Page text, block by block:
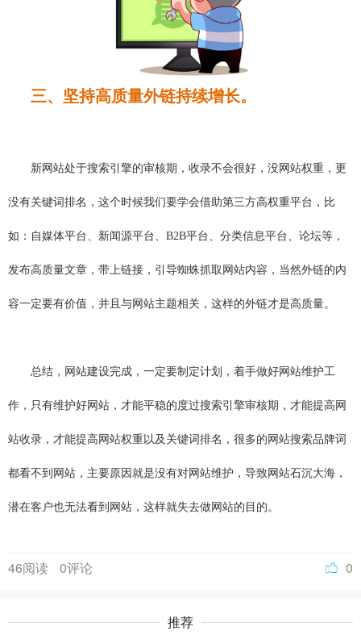
三、坚持高质量外链持续增长。
新网站处于搜索引擎的审核期，收录不会很好，没网站权重，更
没有关键词排名，这个时候我们要学会借助第三方高权重平台，比
如：自媒体平台、新闻源平台、B2B平台、分类信息平台、论坛等，
发布高质量文章，带上链接，引导蜘蛛抓取网站内容，当然外链的内
容一定要有价值，并且与网站主题相关，这样的外链才是高质量。
总结，网站建设完成，一定要制定计划，着手做好网站维护工
作，只有维护好网站，才能平稳的度过搜索引擎审核期，才能提高网
站收录，才能提高网站权重以及关键词排名，很多的网站搜索品牌词
都看不到网站，主要原因就是没有对网站维护，导致网站石沉大海，
潜在客户也无法看到网站，这样就失去做网站的目的。
0
46阅读 0评论
推荐